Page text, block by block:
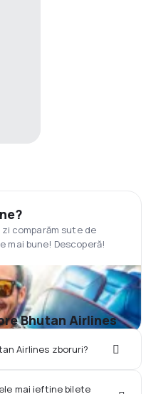
comparăm sute de
mai bune! Descoperă!
Bhutan Airlines
Airlines zboruri?
mai ieftine bilete